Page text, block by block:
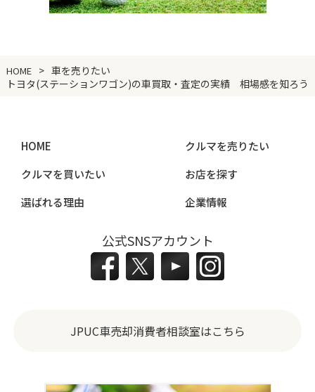
HOME
車を売りたい
トヨタ(ステーションワゴン)の車買取・査定の実績 相場感を知ろう
HOME
クルマを売りたい
クルマを買いたい
お店を探す
選ばれる理由
企業情報
公式SNSアカウント
JPUC車売却消費者相談室はこちら